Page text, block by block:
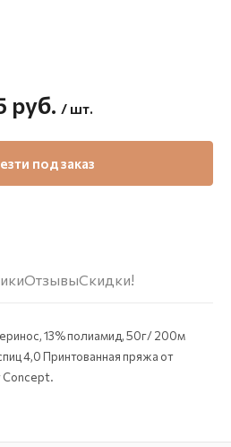
ОтзывыСкидки!
13% полиамид, 50г/ 200м
4,0 Принтованная пряжа от
Concept.
руб. / шт.
под заказ